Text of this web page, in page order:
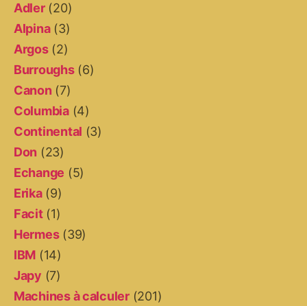
Adler(20)
Alpina(3)
Argos(2)
Burroughs(6)
Canon (7)
Columbia(4)
Continental (3)
Don (23)
Echange (5)
Erika(9)
Facit(1)
Hermes(39)
IBM (14)
Japy (7)
Machines à calculer(201)